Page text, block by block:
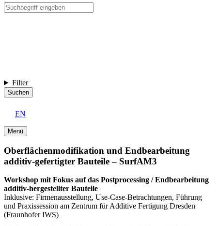
Filter
Suchen
EN
Menü
Oberflächenmodifikation und Endbearbeitung
additiv-gefertigter Bauteile – SurfAM3
Workshop mit Fokus auf das Postprocessing / Endbearbeitung
additiv-hergestellter Bauteile
Inklusive: Firmenausstellung, Use-Case-Betrachtungen, Führung
und Praxissession am Zentrum für Additive Fertigung Dresden
(Fraunhofer IWS)